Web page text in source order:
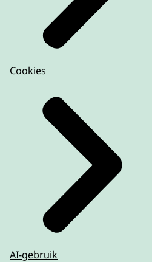
Cookies
AI-gebruik